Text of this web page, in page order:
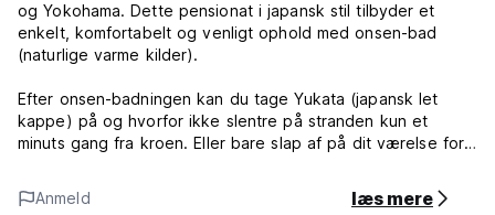
og Yokohama. Dette pensionat i japansk stil tilbyder et
enkelt, komfortabelt og venligt ophold med onsen-bad
(naturlige varme kilder).
Efter onsen-badningen kan du tage Yukata (japansk let
kappe) på og hvorfor ikke slentre på stranden kun et
minuts gang fra kroen. Eller bare slap af på dit værelse for
Mange turister kommer fra Tokyo til Izu-halvøen, da det er
Anmeld læs mere